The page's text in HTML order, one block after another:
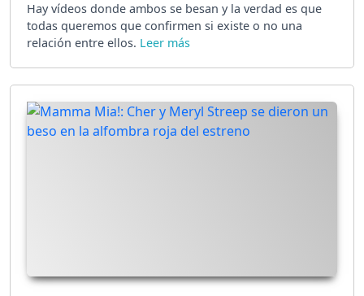
Hay vídeos donde ambos se besan y la verdad es que
todas queremos que confirmen si existe o no una
relación entre ellos.